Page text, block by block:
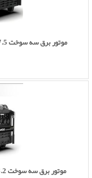
موتور برق سه سوخت 7.5کیلو وات دوو مدل GDA8000ST
موتور برق سه سوخت 6.2کیلووات دوو مدل GDA7250ST